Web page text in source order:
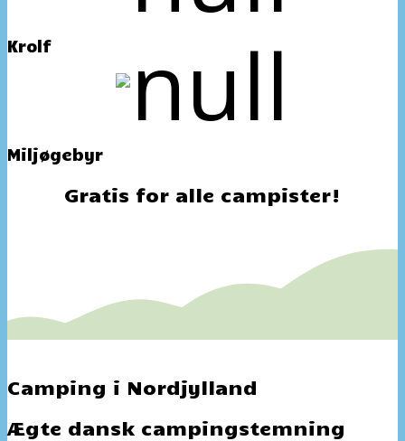
Krolf
Miljøgebyr
Gratis for alle campister!
Camping i Nordjylland
Ægte dansk campingstemning